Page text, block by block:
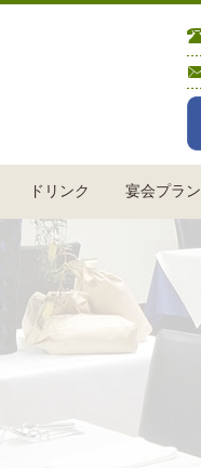
ドリンク 宴会プラン